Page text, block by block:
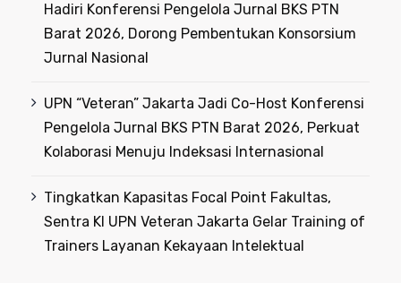
Hadiri Konferensi Pengelola Jurnal BKS PTN
Barat 2026, Dorong Pembentukan Konsorsium
Jurnal Nasional
UPN “Veteran” Jakarta Jadi Co-Host Konferensi
Pengelola Jurnal BKS PTN Barat 2026, Perkuat
Kolaborasi Menuju Indeksasi Internasional
Tingkatkan Kapasitas Focal Point Fakultas,
Sentra KI UPN Veteran Jakarta Gelar Training of
Trainers Layanan Kekayaan Intelektual